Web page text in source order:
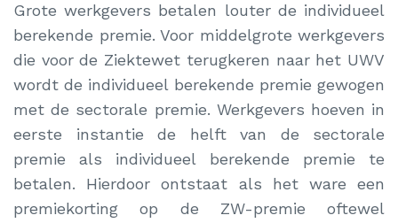
Grote werkgevers betalen louter de individueel
berekende premie. Voor middelgrote werkgevers
die voor de Ziektewet terugkeren naar het UWV
wordt de individueel berekende premie gewogen
met de sectorale premie. Werkgevers hoeven in
eerste instantie de helft van de sectorale
premie als individueel berekende premie te
betalen. Hierdoor ontstaat als het ware een
premiekorting op de ZW-premie oftewel